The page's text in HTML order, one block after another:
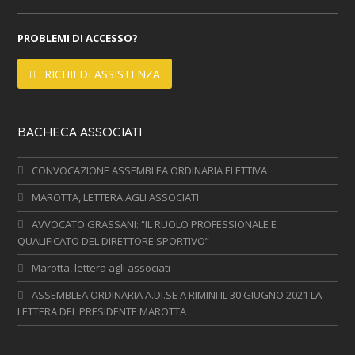
PROBLEMI DI ACCESSO?
RICHIEDI ASSISTENZA
BACHECA ASSOCIATI
CONVOCAZIONE ASSEMBLEA ORDINARIA ELETTIVA
MAROTTA, LETTERA AGLI ASSOCIATI
AVVOCATO GRASSANI: “IL RUOLO PROFESSIONALE E
QUALIFICATO DEL DIRETTORE SPORTIVO”
Marotta, lettera agli associati
ASSEMBLEA ORDINARIA A.DI.SE A RIMINI IL 30 GIUGNO 2021 LA
LETTERA DEL PRESIDENTE MAROTTA